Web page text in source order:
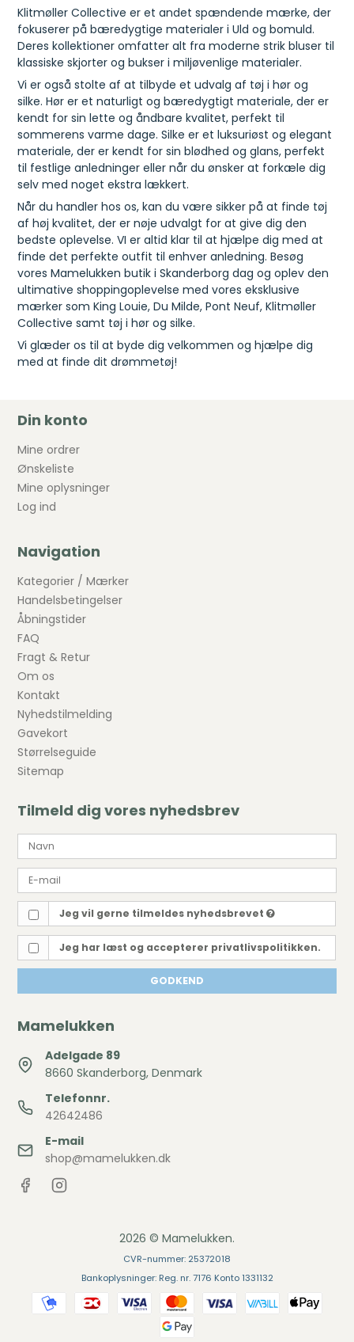
Klitmøller Collective er et andet spændende mærke, der
fokuserer på bæredygtige materialer i Uld og bomuld.
Deres kollektioner omfatter alt fra moderne strik bluser til
klassiske skjorter og bukser i miljøvenlige materialer.
Vi er også stolte af at tilbyde et udvalg af tøj i hør og
silke. Hør er et naturligt og bæredygtigt materiale, der er
kendt for sin lette og åndbare kvalitet, perfekt til
sommerens varme dage. Silke er et luksuriøst og elegant
materiale, der er kendt for sin blødhed og glans, perfekt
til festlige anledninger eller når du ønsker at forkæle dig
selv med noget ekstra lækkert.
Når du handler hos os, kan du være sikker på at finde tøj
af høj kvalitet, der er nøje udvalgt for at give dig den
bedste oplevelse. VI er altid klar til at hjælpe dig med at
finde det perfekte outfit til enhver anledning. Besøg
vores Mamelukken butik i Skanderborg dag og oplev den
ultimative shoppingoplevelse med vores eksklusive
mærker som King Louie, Du Milde, Pont Neuf, Klitmøller
Collective samt tøj i hør og silke.
Vi glæder os til at byde dig velkommen og hjælpe dig
med at finde dit drømmetøj!
Din konto
Mine ordrer
Ønskeliste
Mine oplysninger
Log ind
Navigation
Kategorier / Mærker
Handelsbetingelser
Åbningstider
FAQ
Fragt & Retur
Om os
Kontakt
Nyhedstilmelding
Gavekort
Størrelseguide
Sitemap
Tilmeld dig vores nyhedsbrev
Jeg vil gerne tilmeldes nyhedsbrevet
Jeg har læst og accepterer privatlivspolitikken.
GODKEND
Mamelukken
Adelgade 89
8660 Skanderborg, Denmark
Telefonnr.
42642486
E-mail
shop@mamelukken.dk
2026 © Mamelukken.
CVR-nummer: 25372018
Bankoplysninger: Reg. nr. 7176 Konto 1331132